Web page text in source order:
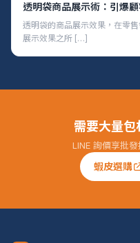
透明袋商品展示術：引爆
透明袋的商品展示效果，在零
展示效果之所 […]
需要大量包
LINE 詢價享批
蝦皮選購